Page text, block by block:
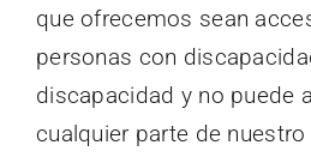
que ofrecemos sean
personas con
discapacidad y no puede
cualquier parte de